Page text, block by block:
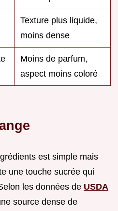
Texture plus liquide,
moins dense
Moins de parfum,
aspect moins coloré
est simple mais
une touche sucrée qui
les données de USDA
source dense de